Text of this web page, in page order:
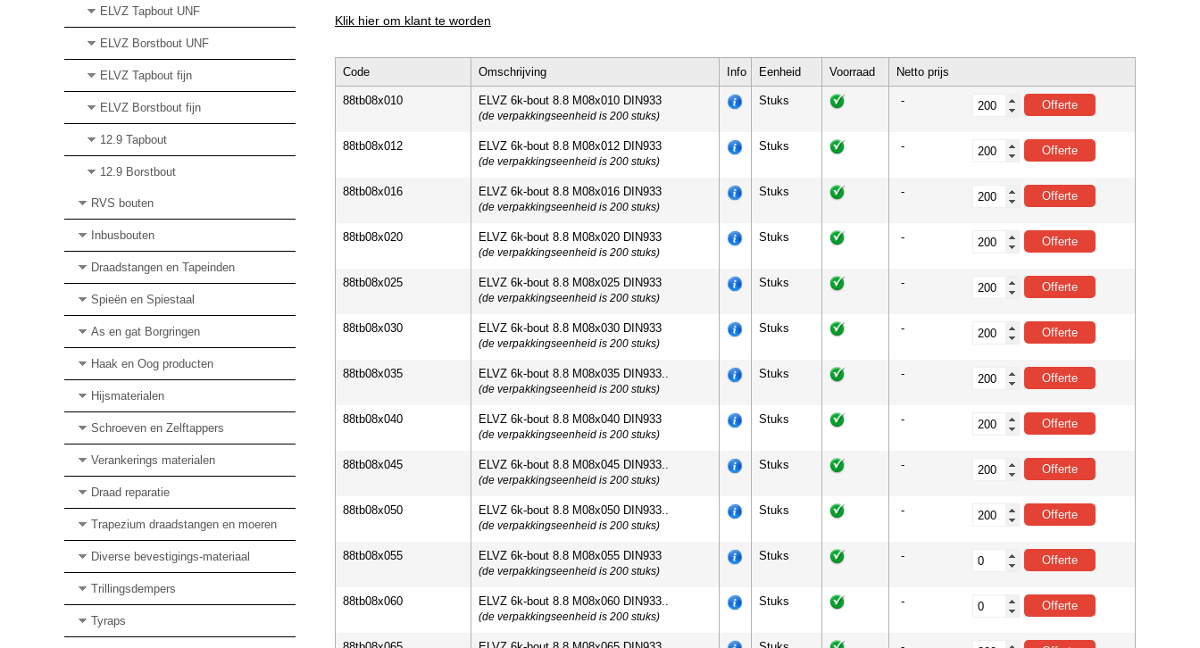
ELVZ Tapbout UNF
ELVZ Borstbout UNF
ELVZ Tapbout fijn
ELVZ Borstbout fijn
12.9 Tapbout
12.9 Borstbout
RVS bouten
Inbusbouten
Draadstangen en Tapeinden
Spieën en Spiestaal
As en gat Borgringen
Haak en Oog producten
Hijsmaterialen
Schroeven en Zelftappers
Verankerings materialen
Draad reparatie
Trapezium draadstangen en moeren
Diverse bevestigings-materiaal
Trillingsdempers
Tyraps
Klik hier om klant te worden
Code Omschrijving Info Eenheid Voorraad Netto prijs
88tb08x010 ELVZ 6k-bout 8.8 M08x010 DIN933
(de verpakkingseenheid is 200 stuks)
Stuks -
88tb08x012 ELVZ 6k-bout 8.8 M08x012 DIN933
(de verpakkingseenheid is 200 stuks)
Stuks -
88tb08x016 ELVZ 6k-bout 8.8 M08x016 DIN933
(de verpakkingseenheid is 200 stuks)
Stuks -
88tb08x020 ELVZ 6k-bout 8.8 M08x020 DIN933
(de verpakkingseenheid is 200 stuks)
Stuks -
88tb08x025 ELVZ 6k-bout 8.8 M08x025 DIN933
(de verpakkingseenheid is 200 stuks)
Stuks -
88tb08x030 ELVZ 6k-bout 8.8 M08x030 DIN933
(de verpakkingseenheid is 200 stuks)
Stuks -
88tb08x035 ELVZ 6k-bout 8.8 M08x035 DIN933..
(de verpakkingseenheid is 200 stuks)
Stuks -
88tb08x040 ELVZ 6k-bout 8.8 M08x040 DIN933
(de verpakkingseenheid is 200 stuks)
Stuks -
88tb08x045 ELVZ 6k-bout 8.8 M08x045 DIN933..
(de verpakkingseenheid is 200 stuks)
Stuks -
88tb08x050 ELVZ 6k-bout 8.8 M08x050 DIN933..
(de verpakkingseenheid is 200 stuks)
Stuks -
88tb08x055 ELVZ 6k-bout 8.8 M08x055 DIN933
(de verpakkingseenheid is 200 stuks)
Stuks -
88tb08x060 ELVZ 6k-bout 8.8 M08x060 DIN933..
(de verpakkingseenheid is 200 stuks)
Stuks -